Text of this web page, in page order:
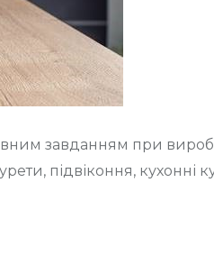
завданням при
підвіконня, кухонні